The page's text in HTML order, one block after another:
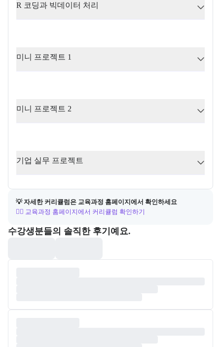
미니 프로젝트 1
미니 프로젝트 2
기업 실무 프로젝트
💡 자세한 커리큘럼은 교육과정 홈페이지에서 확인하세요
👉🏻 교육과정 홈페이지에서 커리큘럼 확인하기
포폴&후기
수강생분들의 솔직한 후기예요.